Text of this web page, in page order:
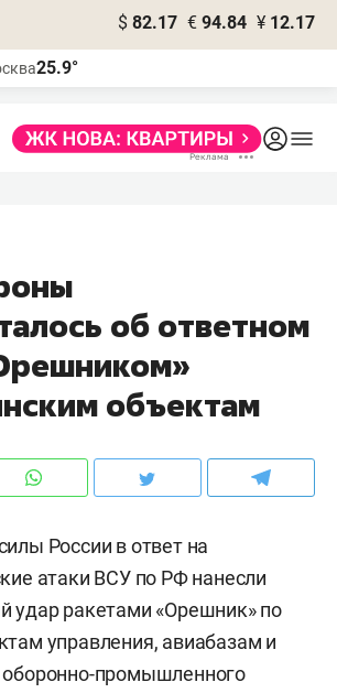
$ 82.17 € 94.84 ¥ 12.17
25.9°
об ответном
объектам
России в ответ на
атаки ВСУ по РФ нанесли
удар ракетами «Орешник» по
управления, авиабазам и
промышленного